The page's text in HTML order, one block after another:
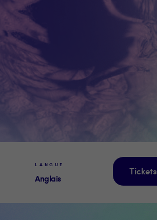
LANGUE
Anglais
Tickets